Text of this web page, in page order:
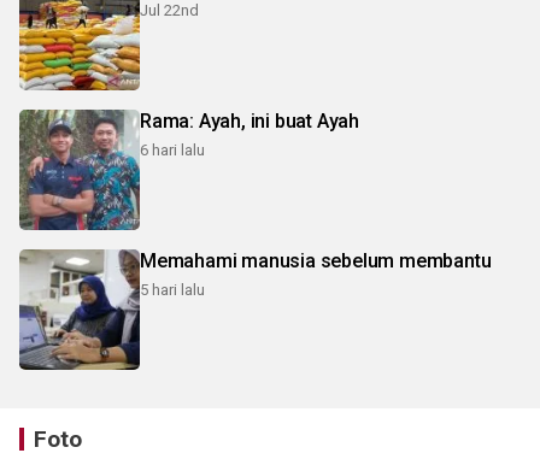
Jul 22nd
Rama: Ayah, ini buat Ayah
6 hari lalu
Memahami manusia sebelum membantu
5 hari lalu
Foto